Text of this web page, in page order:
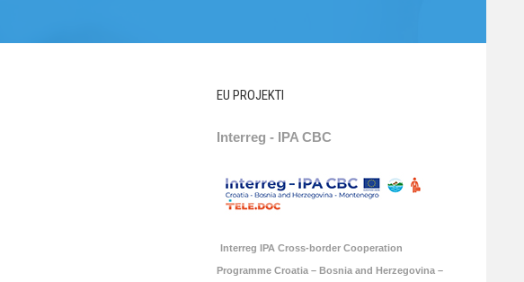
EU PROJEKTI
Interreg - IPA CBC
Interreg IPA Cross-border Cooperation
Programme Croatia – Bosnia and Herzegovina –